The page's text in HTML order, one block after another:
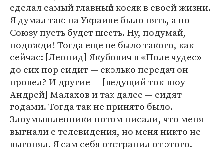
сделал самый главный косяк в своей жизни.
Я думал так: на Украине было пять, а по
Союзу пусть будет шесть. Ну, подумай,
подожди! Тогда еще не было такого, как
сейчас: [Леонид] Якубович в «Поле чудес»
до сих пор сидит — сколько передач он
провел? И другие — [ведущий ток-шоу
Андрей] Малахов и так далее — сидят
годами. Тогда так не принято было.
Злоумышленники потом писали, что меня
выгнали с телевидения, но меня никто не
выгонял. Я сам себя отстранил от этого.